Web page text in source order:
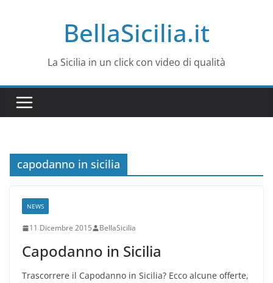
BellaSicilia.it
La Sicilia in un click con video di qualità
capodanno in sicilia
NEWS
11 Dicembre 2015 BellaSicilia
Capodanno in Sicilia
Trascorrere il Capodanno in Sicilia? Ecco alcune offerte,